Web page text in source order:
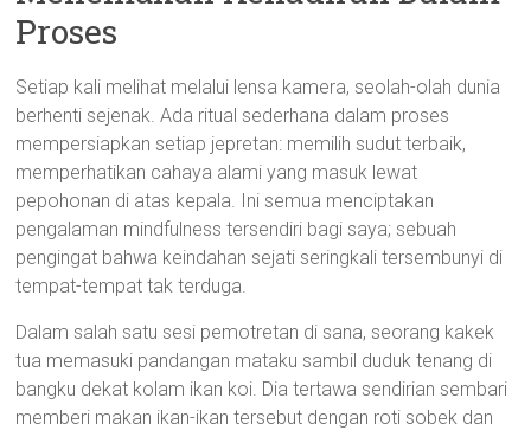
Proses
Setiap kali melihat melalui lensa kamera, seolah-olah dunia
berhenti sejenak. Ada ritual sederhana dalam proses
mempersiapkan setiap jepretan: memilih sudut terbaik,
memperhatikan cahaya alami yang masuk lewat
pepohonan di atas kepala. Ini semua menciptakan
pengalaman mindfulness tersendiri bagi saya; sebuah
pengingat bahwa keindahan sejati seringkali tersembunyi di
tempat-tempat tak terduga.
Dalam salah satu sesi pemotretan di sana, seorang kakek
tua memasuki pandangan mataku sambil duduk tenang di
bangku dekat kolam ikan koi. Dia tertawa sendirian sembari
memberi makan ikan-ikan tersebut dengan roti sobek dan